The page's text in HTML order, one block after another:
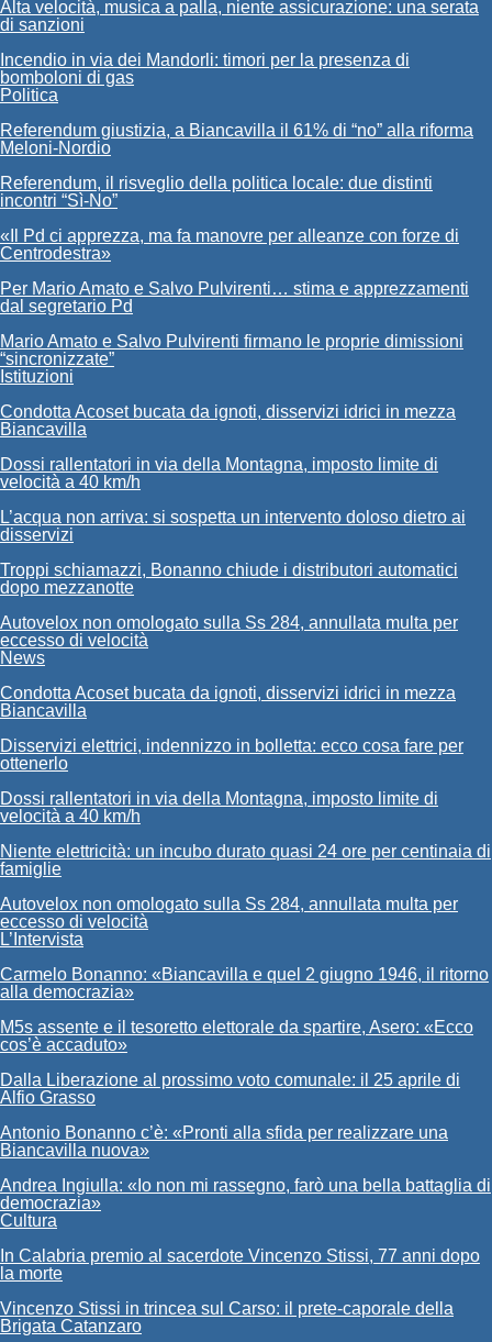
Alta velocità, musica a palla, niente assicurazione: una serata
di sanzioni
Incendio in via dei Mandorli: timori per la presenza di
bomboloni di gas
Politica
Referendum giustizia, a Biancavilla il 61% di “no” alla riforma
Meloni-Nordio
Referendum, il risveglio della politica locale: due distinti
incontri “Sì-No”
«Il Pd ci apprezza, ma fa manovre per alleanze con forze di
Centrodestra»
Per Mario Amato e Salvo Pulvirenti… stima e apprezzamenti
dal segretario Pd
Mario Amato e Salvo Pulvirenti firmano le proprie dimissioni
“sincronizzate”
Istituzioni
Condotta Acoset bucata da ignoti, disservizi idrici in mezza
Biancavilla
Dossi rallentatori in via della Montagna, imposto limite di
velocità a 40 km/h
L’acqua non arriva: si sospetta un intervento doloso dietro ai
disservizi
Troppi schiamazzi, Bonanno chiude i distributori automatici
dopo mezzanotte
Autovelox non omologato sulla Ss 284, annullata multa per
eccesso di velocità
News
Condotta Acoset bucata da ignoti, disservizi idrici in mezza
Biancavilla
Disservizi elettrici, indennizzo in bolletta: ecco cosa fare per
ottenerlo
Dossi rallentatori in via della Montagna, imposto limite di
velocità a 40 km/h
Niente elettricità: un incubo durato quasi 24 ore per centinaia di
famiglie
Autovelox non omologato sulla Ss 284, annullata multa per
eccesso di velocità
L’Intervista
Carmelo Bonanno: «Biancavilla e quel 2 giugno 1946, il ritorno
alla democrazia»
M5s assente e il tesoretto elettorale da spartire, Asero: «Ecco
cos’è accaduto»
Dalla Liberazione al prossimo voto comunale: il 25 aprile di
Alfio Grasso
Antonio Bonanno c’è: «Pronti alla sfida per realizzare una
Biancavilla nuova»
Andrea Ingiulla: «Io non mi rassegno, farò una bella battaglia di
democrazia»
Cultura
In Calabria premio al sacerdote Vincenzo Stissi, 77 anni dopo
la morte
Vincenzo Stissi in trincea sul Carso: il prete-caporale della
Brigata Catanzaro